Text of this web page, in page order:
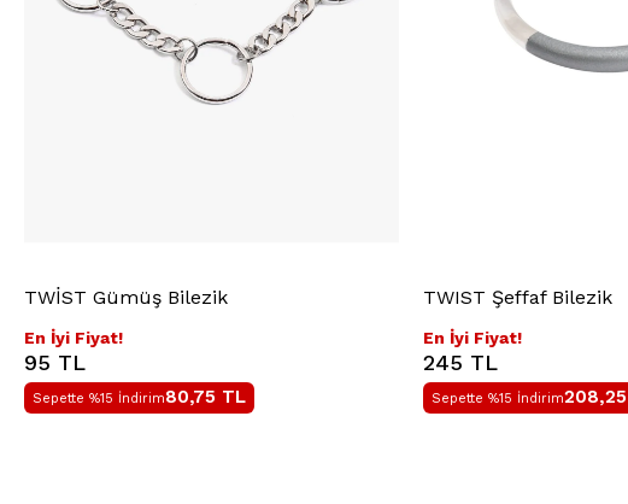
TWİST Gümüş Bilezik
En İyi Fiyat!
95 TL
Sepette %15 İndirim80,75 TL
TWIST Şeffaf Bilezik
En İyi Fiyat!
245 TL
Sepette %15 İndirim208,25